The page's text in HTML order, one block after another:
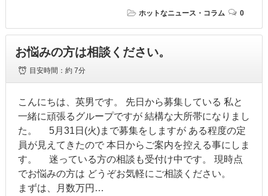
ホットなニュース・コラム 0
お悩みの方は相談ください。
目安時間：約 7分
こんにちは、英男です。 先日から募集している 私と
一緒に頑張るグループですが 結構な大所帯になりまし
た。 5月31日(火)まで募集をしますが ある程度の定
員が見えてきたので 本日からご案内を控える事にしま
す。 迷っている方の相談も受付け中です。 現時点
でお悩みの方は どうぞお気軽にご相談ください。
まずは、月数万円…